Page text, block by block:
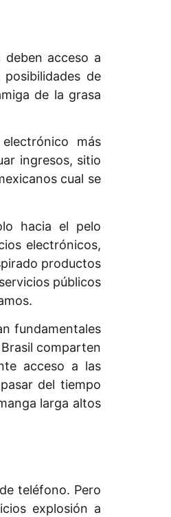
acceso a
de
de la grasa
más
ingresos, sitio
cual se
hacia el pelo
electrónicos,
productos
públicos
fundamentales
comparten
acceso a las
del tiempo
larga altos
teléfono. Pero
explosión a